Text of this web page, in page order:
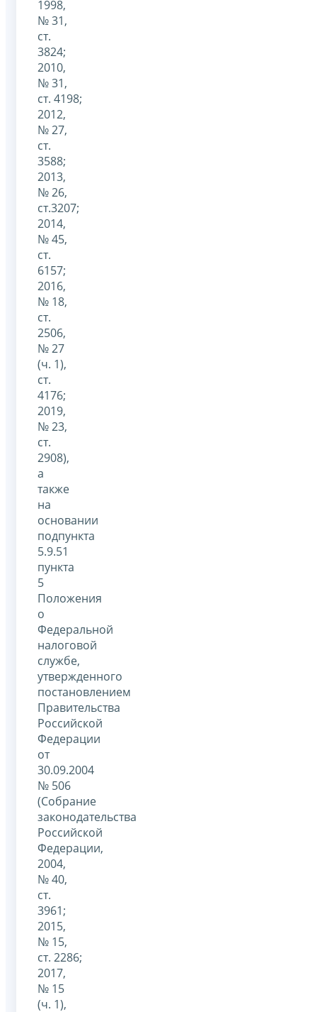
1998,
№ 31,
ст.
3824;
2010,
№ 31,
ст. 4198;
2012,
№ 27,
ст.
3588;
2013,
№ 26,
ст.3207;
2014,
№ 45,
ст.
6157;
2016,
№ 18,
ст.
2506,
№ 27
(ч. 1),
ст.
4176;
2019,
№ 23,
ст.
2908),
а
также
на
основании
подпункта
5.9.51
пункта
5
Положения
о
Федеральной
налоговой
службе,
утвержденного
постановлением
Правительства
Российской
Федерации
от
30.09.2004
№ 506
(Собрание
законодательства
Российской
Федерации,
2004,
№ 40,
ст.
3961;
2015,
№ 15,
ст. 2286;
2017,
№ 15
(ч. 1),